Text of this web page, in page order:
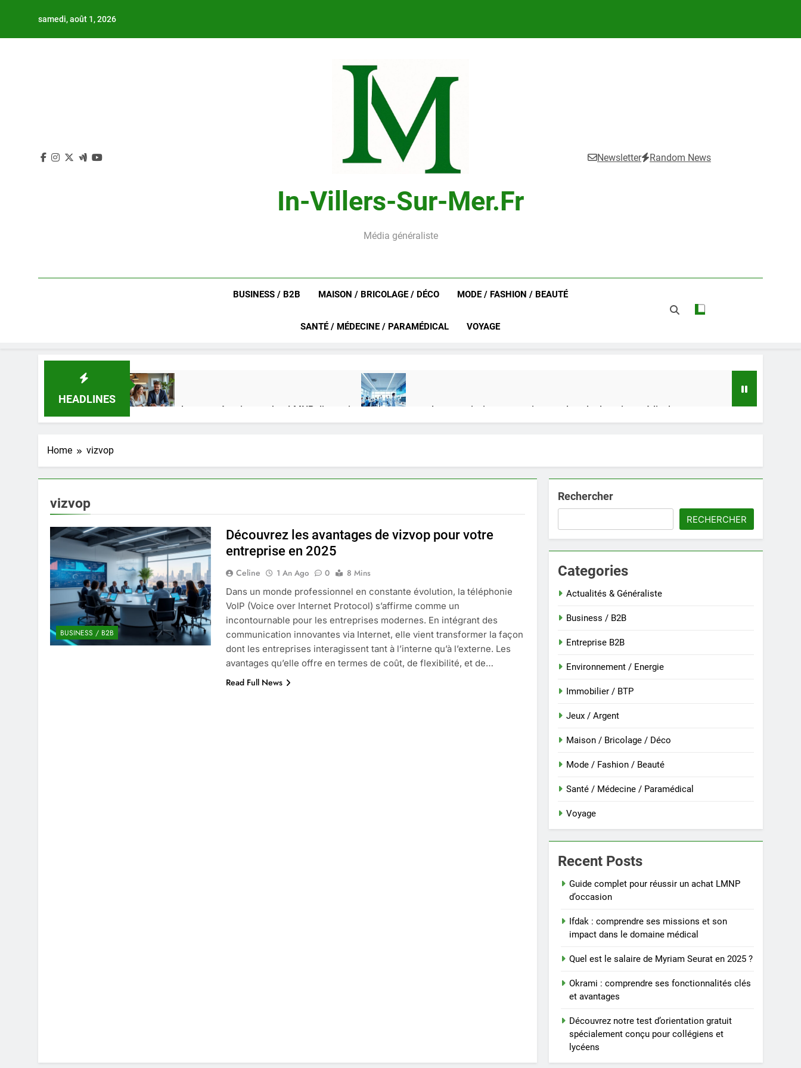
samedi, août 1, 2026
In-Villers-Sur-Mer.fr
Média généraliste
Newsletter Random News
BUSINESS / B2B MAISON / BRICOLAGE / DÉCO MODE / FASHION / BEAUTÉ
SANTÉ / MÉDECINE / PARAMÉDICAL VOYAGE
HEADLINES
Guide complet pour réussir un achat LMNP d’occasion
1 Semaine Ago
Ifdak : comprendre ses missions et son impact dans le domaine médical
4 Mois Ago
Quel est le salaire de Myriam Seurat en 2025 ?
4 Mois Ago
Okrami : comprendre ses fonctionnalités clés et avantages
4 Mois Ago
Découvrez notre test d’orientation gratuit spécialement conçu pour collégiens et lycéens
4 Mois Ago
Liste complète des marques rezoactif.com à connaître en 2025
4 Mois Ago 5 Mois Ago
Quels sont les inconvénients de l’eucalyptus gunnii pour votre jardin
Home vizvop
vizvop
BUSINESS / B2B
Découvrez les avantages de vizvop pour votre
entreprise en 2025
Celine 1 An Ago 0
8 Mins
Dans un monde professionnel en constante évolution, la téléphonie
VoIP (Voice over Internet Protocol) s’affirme comme un
incontournable pour les entreprises modernes. En intégrant des
communication innovantes via Internet, elle vient transformer la façon
dont les entreprises interagissent tant à l’interne qu’à l’externe. Les
avantages qu’elle offre en termes de coût, de flexibilité, et de…
Read Full News
Rechercher
RECHERCHER
Categories
Actualités & Généraliste
Business / B2B
Entreprise B2B
Environnement / Energie
Immobilier / BTP
Jeux / Argent
Maison / Bricolage / Déco
Mode / Fashion / Beauté
Santé / Médecine / Paramédical
Voyage
Recent Posts
Guide complet pour réussir un achat LMNP
d’occasion
Ifdak : comprendre ses missions et son
impact dans le domaine médical
Quel est le salaire de Myriam Seurat en 2025 ?
Okrami : comprendre ses fonctionnalités clés
et avantages
Découvrez notre test d’orientation gratuit
spécialement conçu pour collégiens et
lycéens